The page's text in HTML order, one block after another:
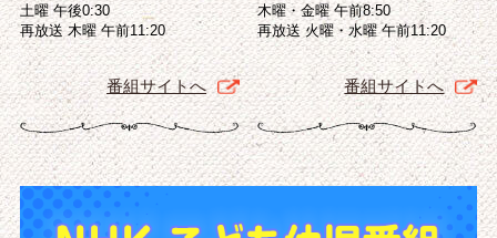
土曜 午後0:30
再放送 木曜 午前11:20
番組サイトへ
木曜・金曜 午前8:50
再放送 火曜・水曜 午前11:20
番組サイトへ